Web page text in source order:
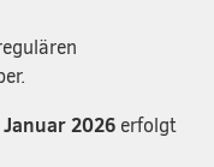
2026 erfolgt